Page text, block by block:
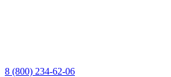
8 (800) 234-62-06